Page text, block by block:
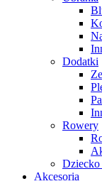
Dodatki
Rowery
Dziecko
Akcesoria